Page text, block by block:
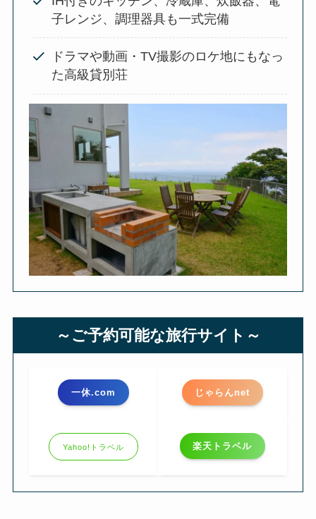
子レンジ、調理器具も一式完備
ドラマや動画・TV撮影のロケ地にもなっ
た高級貸別荘
～ご予約可能な旅行サイト～
一休.com じゃらんnet
Yahoo!トラベル 楽天トラベル